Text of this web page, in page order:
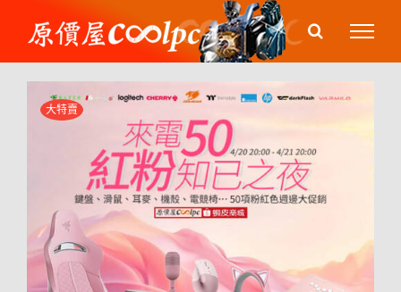
content
大特賣